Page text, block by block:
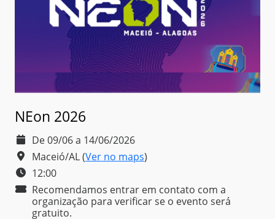
NEon 2026
De 09/06 a 14/06/2026
Maceió/AL(Ver no maps)
12:00
Recomendamos entrar em contato com a
organização para verificar se o evento será
gratuito.